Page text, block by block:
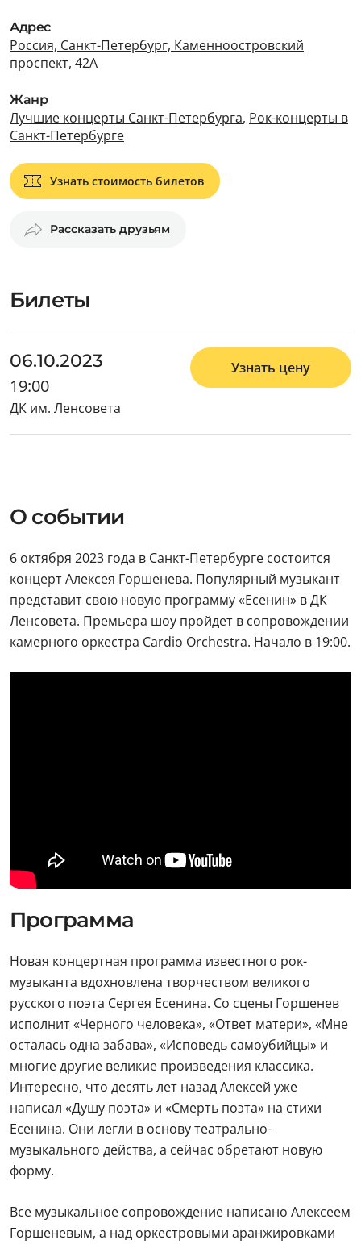
Адрес
Россия, Санкт-Петербург, Каменноостровский
проспект, 42А
Жанр
Лучшие концерты Санкт-Петербурга, Рок-концерты в
Санкт-Петербурге
Узнать стоимость билетов
Рассказать друзьям
Билеты
06.10.2023
19:00
ДК им. Ленсовета
Узнать цену
О событии
6 октября 2023 года в Санкт-Петербурге состоится
концерт Алексея Горшенева. Популярный музыкант
представит свою новую программу «Есенин» в ДК
Ленсовета. Премьера шоу пройдет в сопровождении
камерного оркестра Cardio Orchestra. Начало в 19:00.
Программа
Новая концертная программа известного рок-
музыканта вдохновлена творчеством великого
русского поэта Сергея Есенина. Со сцены Горшенев
исполнит «Черного человека», «Ответ матери», «Мне
осталась одна забава», «Исповедь самоубийцы» и
многие другие великие произведения классика.
Интересно, что десять лет назад Алексей уже
написал «Душу поэта» и «Смерть поэта» на стихи
Есенина. Они легли в основу театрально-
музыкального действа, а сейчас обретают новую
форму.
Все музыкальное сопровождение написано Алексеем
Горшеневым, а над оркестровыми аранжировками